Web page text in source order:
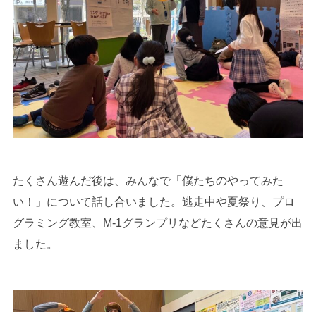
たくさん遊んだ後は、みんなで「僕たちのやってみた
い！」について話し合いました。逃走中や夏祭り、プロ
グラミング教室、M-1グランプリなどたくさんの意見が出
ました。